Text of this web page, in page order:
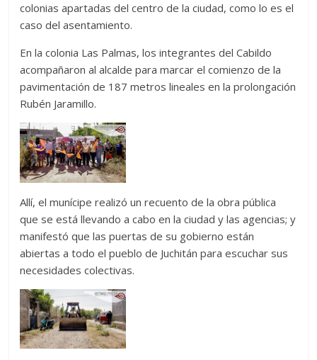
colonias apartadas del centro de la ciudad, como lo es el
caso del asentamiento.
En la colonia Las Palmas, los integrantes del Cabildo
acompañaron al alcalde para marcar el comienzo de la
pavimentación de 187 metros lineales en la prolongación
Rubén Jaramillo.
Allí, el munícipe realizó un recuento de la obra pública
que se está llevando a cabo en la ciudad y las agencias; y
manifestó que las puertas de su gobierno están
abiertas a todo el pueblo de Juchitán para escuchar sus
necesidades colectivas.